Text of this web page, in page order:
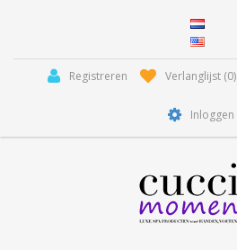
Registreren Verlanglijst (0)
Inloggen